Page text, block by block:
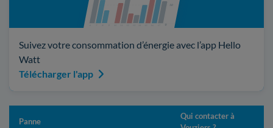
Suivez votre consommation d’énergie avec l’app Hello
Watt
Télécharger l'app
Panne
Qui contacter à